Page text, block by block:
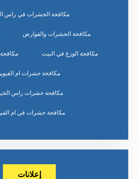
مكافحة الحشرات في راس
مكافحة الحشرات والقوارض
مكافحة الوزغ في البيت
مكافحة حشرات ام
مكافحة حشرات راس
مكافحة حشرات في ام
إعلانات